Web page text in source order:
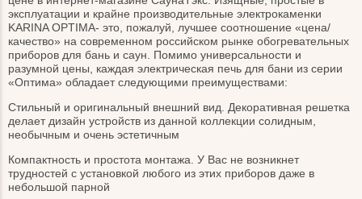
эксплуатации и крайне производительные электрокаменки
KARINA OPTIMA- это, пожалуй, лучшее соотношение «цена/
качество» на современном российском рынке обогревательных
приборов для бань и саун. Помимо универсальности и
разумной цены, каждая электрическая печь для бани из серии
«Оптима» обладает следующими преимуществами:
Стильный и оригинальный внешний вид. Декоративная решетка
делает дизайн устройств из данной коллекции солидным,
необычным и очень эстетичным
Компактность и простота монтажа. У Вас не возникнет
трудностей с установкой любого из этих приборов даже в
небольшой парной